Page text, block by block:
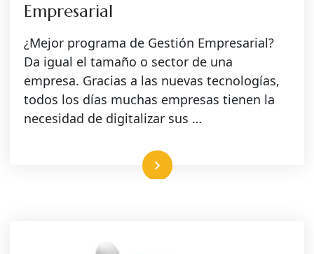
Empresarial
¿Mejor programa de Gestión Empresarial?
Da igual el tamaño o sector de una
empresa. Gracias a las nuevas tecnologías,
todos los días muchas empresas tienen la
necesidad de digitalizar sus …
Leer más